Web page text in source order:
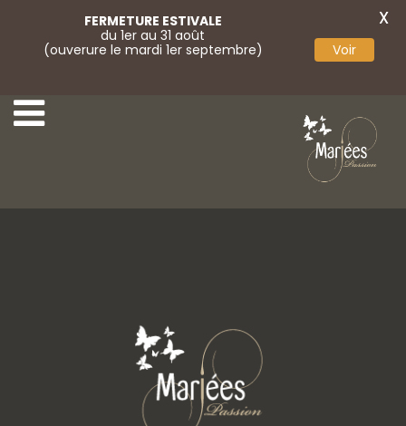
FERMETURE ESTIVALE
du 1er au 31 août
(ouverure le mardi 1er septembre)
Voir
X